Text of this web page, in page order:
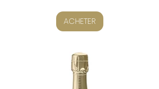
ACHETER